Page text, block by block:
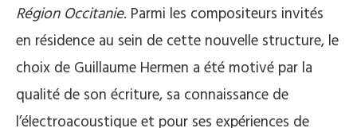
Région Occitanie. Parmi les compositeurs invités
en résidence au sein de cette nouvelle structure, le
choix de Guillaume Hermen a été motivé par la
qualité de son écriture, sa connaissance de
l’électroacoustique et pour ses expériences de